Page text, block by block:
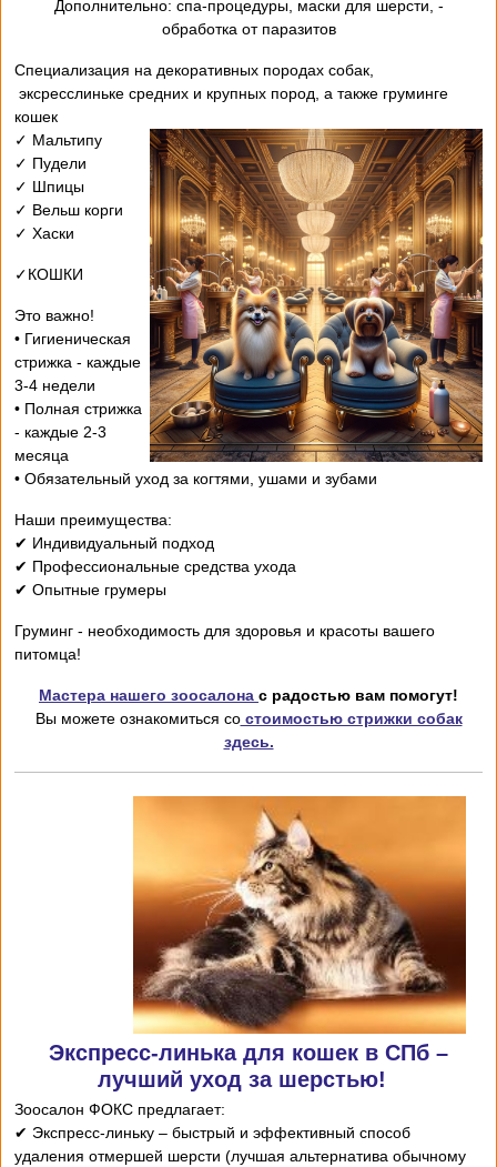
- Дополнительно: спа-процедуры, маски для шерсти,
обработка от паразитов
Специализация на декоративных породах собак,
эксресслиньке средних и крупных пород, а также груминге
кошек
✓ Мальтипу
✓ Пудели
✓ Шпицы
✓ Вельш корги
✓ Хаски
✓КОШКИ
Это важно!
• Гигиеническая
стрижка - каждые
3-4 недели
• Полная стрижка
- каждые 2-3
месяца
• Обязательный уход за когтями, ушами и зубами
Наши преимущества:
✔ Индивидуальный подход
✔ Профессиональные средства ухода
✔ Опытные грумеры
Груминг - необходимость для здоровья и красоты вашего
питомца!
Мастера нашего зоосалона с радостью вам помогут!
Вы можете ознакомиться состоимостью стрижки собак
здесь.
Экспресс-линька для кошек в СПб –
лучший уход за шерстью!
Зоосалон ФОКС предлагает:
✔ Экспресс-линьку – быстрый и эффективный способ
удаления отмершей шерсти (лучшая альтернатива обычному